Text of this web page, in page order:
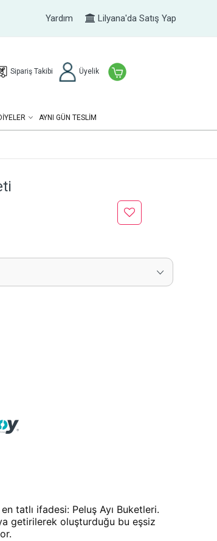
Yardım Lilyana'da Satış Yap
Sipariş Takibi Üyelik
AYNI GÜN TESLİM
getirilerek oluşturduğu bu eşsiz